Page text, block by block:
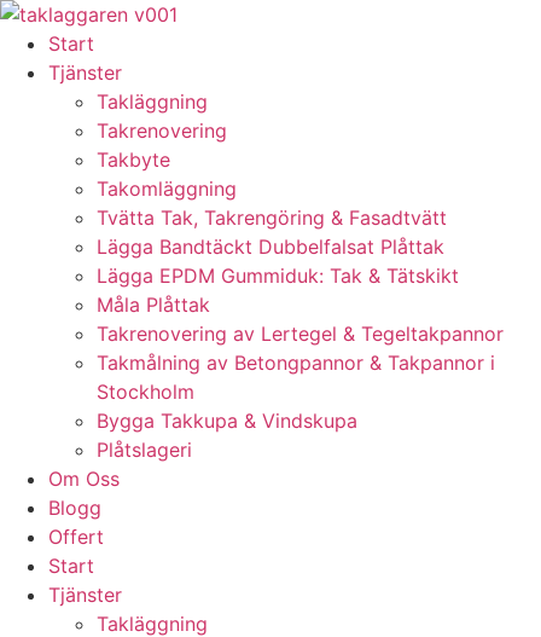
Skip
content
Start
Tjänster
Takläggning
Takrenovering
Takbyte
Takomläggning
Tvätta Tak, Takrengöring & Fasadtvätt
Lägga Bandtäckt Dubbelfalsat Plåttak
Lägga EPDM Gummiduk: Tak & Tätskikt
Måla Plåttak
Takrenovering av Lertegel & Tegeltakpannor
Takmålning av Betongpannor & Takpannor i
Stockholm
Bygga Takkupa & Vindskupa
Plåtslageri
Om Oss
Blogg
Offert
Start
Tjänster
Takläggning